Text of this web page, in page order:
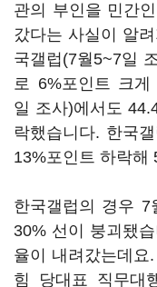
관의 부인을 민간
갔다는 사실이 알
국갤럽(7월5~7일
로 6%포인트 크게
일 조사)에서도
락했습니다. 한국
13%포인트 하락해
한국갤럽의 경우 7
30% 선이 붕괴됐
율이 내려갔는데요
힘 당대표 직무대